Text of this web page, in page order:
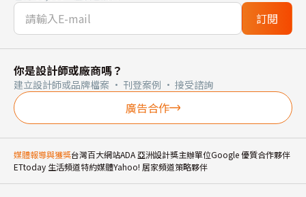
訂閱
你是設計師或廠商嗎？
建立設計師或品牌檔案 · 刊登案例 · 接受諮詢
廣告合作
媒體報導與獲獎台灣百大網站ADA 亞洲設計獎主辦單位Google 優質合作夥伴
ETtoday 生活頻道特約媒體Yahoo! 居家頻道策略夥伴